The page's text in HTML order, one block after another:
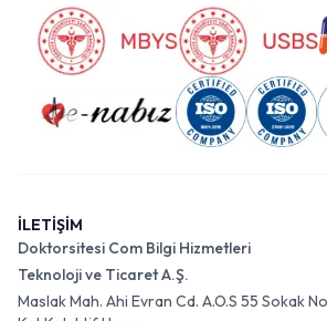
İLETİŞİM
Doktorsitesi Com Bilgi Hizmetleri
Teknoloji ve Ticaret A.Ş.
Maslak Mah. Ahi Evran Cd. A.O.S 55 Sokak